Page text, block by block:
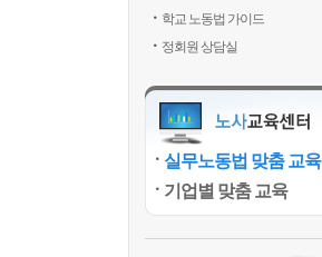
학교 노동법 가이드
정회원 상담실
실무노동법 맞춤 교육
기업별 맞춤 교육